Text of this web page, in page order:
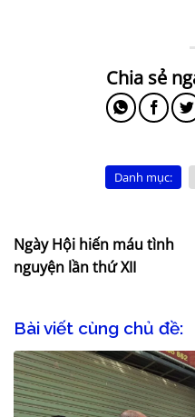
Danh mục:
Ngày Hội hiến máu tình
nguyện lần thứ XII
Bài viết cùng chủ đề: